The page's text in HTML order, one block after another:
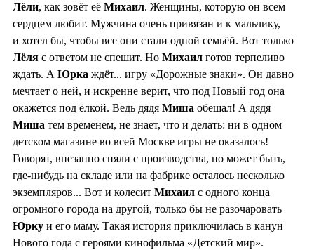
Лёли, как зовёт её Михаил. Женщины, которую он всем
сердцем любит. Мужчина очень привязан и к мальчику,
и хотел бы, чтобы все они стали одной семьёй. Вот только
Лёля с ответом не спешит. Но Михаил готов терпеливо
ждать. А Юрка ждёт... игру «Дорожные знаки». Он давно
мечтает о ней, и искренне верит, что под Новый год она
окажется под ёлкой. Ведь дядя Миша обещал! А дядя
Миша тем временем, не знает, что и делать: ни в одном
детском магазине во всей Москве игры не оказалось!
Говорят, внезапно сняли с производства, но может быть,
где-нибудь на складе или на фабрике осталось несколько
экземпляров... Вот и колесит Михаил с одного конца
огромного города на другой, только бы не разочаровать
Юрку и его маму. Такая история приключилась в канун
Нового года с героями кинофильма «Детский мир».